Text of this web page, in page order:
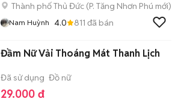
Thành phố Thủ Đức (P. Tăng Nhơn Phú mới)
Nam Huỳnh 4.0 811 đã bán
Đầm Nữ Vải Thoáng Mát Thanh Lịch
Đã sử dụng Đồ nữ
29.000 đ